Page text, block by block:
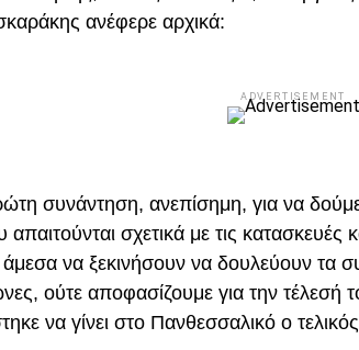
ανέφερε αρχικά:
ADVERTISEMENT
συνάντηση, ανεπίσημη, για να
απαιτούνται σχετικά με τις κατασκευές
να ξεκινήσουν να δουλεύουν τα
ούτε αποφασίζουμε για την
να γίνει στο Πανθεσσαλικό ο